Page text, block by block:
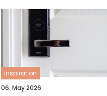
inspiration
06. May 2026